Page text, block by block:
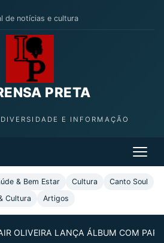
de notícias e cultura
PRETA
E INFORMAÇÃO
& Bem Estar Cultura
Canto Soul
Cultura Artigos
OLIVEIRA LANÇA ÁLBUM COM